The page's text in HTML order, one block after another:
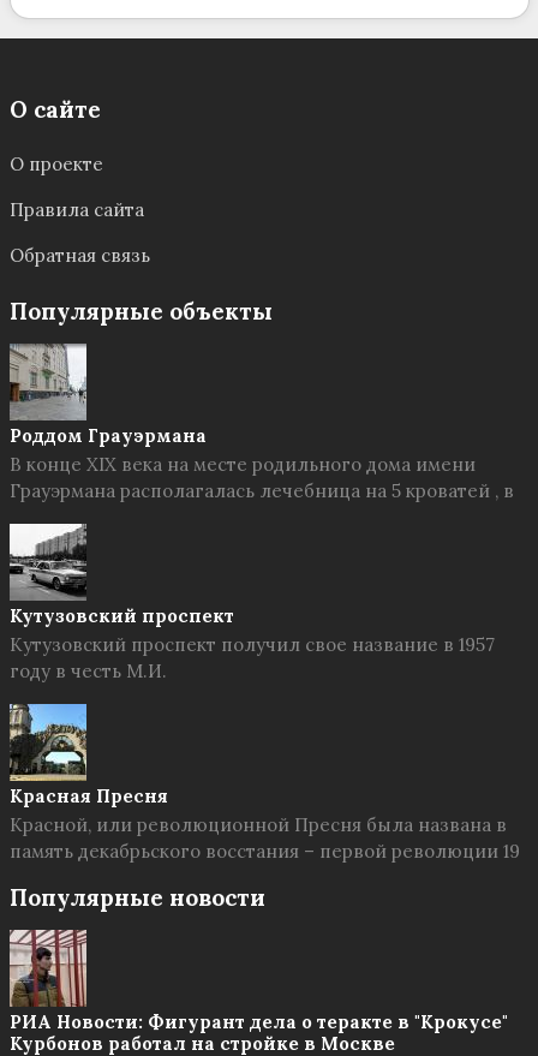
О сайте
О проекте
Правила сайта
Обратная связь
Популярные объекты
Роддом Грауэрмана
В конце XIX века на месте родильного дома имени
Грауэрмана располагалась лечебница на 5 кроватей , в
Кутузовский проспект
Кутузовский проспект получил свое название в 1957
году в честь М.И.
Красная Пресня
Красной, или революционной Пресня была названа в
память декабрьского восстания – первой революции 19
Популярные новости
РИА Новости: Фигурант дела о теракте в "Крокусе"
Курбонов работал на стройке в Москве